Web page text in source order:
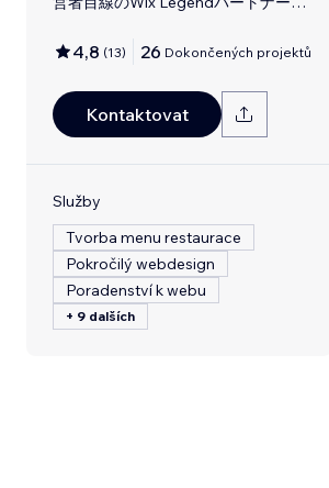
4,8 (13) 26 Dokončených projektů
Kontaktovat
Služby
Tvorba menu restaurace
Pokročilý webdesign
Poradenství k webu
+ 9 dalších